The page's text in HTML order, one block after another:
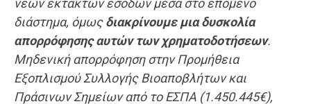
νέων έκτακτων εσόδων μέσα στο επόμενο
διάστημα, όμωςδιακρίνουμε μια δυσκολία
απορρόφησης αυτών των χρηματοδοτήσεων.
Μηδενική απορρόφηση στην Προμήθεια
Εξοπλισμού Συλλογής Βιοαποβλήτων και
Πράσινων Σημείων από το ΕΣΠΑ (1.450.445€),